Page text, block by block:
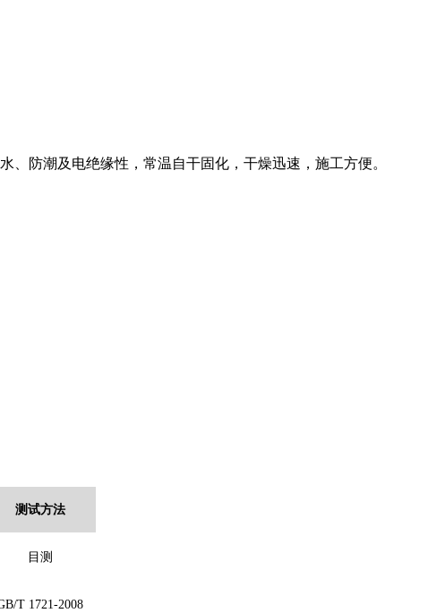
防潮及电绝缘性，常温自干固化，干燥迅速，施工方便。
测试方法
目测
T 1721-2008